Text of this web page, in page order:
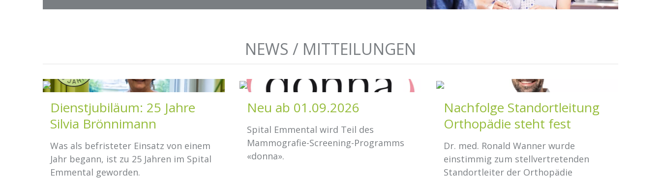
NEWS / MITTEILUNGEN
Dienstjubiläum: 25 Jahre
Silvia Brönnimann
Was als befristeter Einsatz von einem
Jahr begann, ist zu 25 Jahren im Spital
Emmental geworden.
Neu ab 01.09.2026
Spital Emmental wird Teil des
Mammografie-Screening-Programms
«donna».
Nachfolge Standortleitung
Orthopädie steht fest
Dr. med. Ronald Wanner wurde
einstimmig zum stellvertretenden
Standortleiter der Orthopädie